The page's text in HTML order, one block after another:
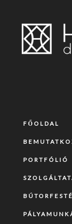
FŐOLDAL
PORTFÓLIÓ